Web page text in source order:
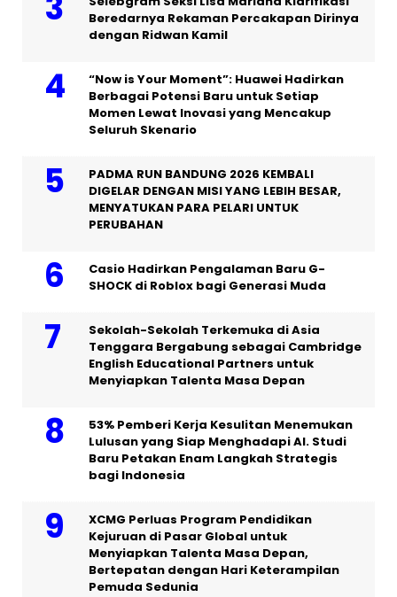
Beredarnya Rekaman Percakapan Dirinya
dengan Ridwan Kamil
“Now is Your Moment”: Huawei Hadirkan
Berbagai Potensi Baru untuk Setiap
Momen Lewat Inovasi yang Mencakup
Seluruh Skenario
PADMA RUN BANDUNG 2026 KEMBALI
DIGELAR DENGAN MISI YANG LEBIH BESAR,
MENYATUKAN PARA PELARI UNTUK
PERUBAHAN
Casio Hadirkan Pengalaman Baru G-
SHOCK di Roblox bagi Generasi Muda
Sekolah-Sekolah Terkemuka di Asia
Tenggara Bergabung sebagai Cambridge
English Educational Partners untuk
Menyiapkan Talenta Masa Depan
53% Pemberi Kerja Kesulitan Menemukan
Lulusan yang Siap Menghadapi AI. Studi
Baru Petakan Enam Langkah Strategis
bagi Indonesia
XCMG Perluas Program Pendidikan
Kejuruan di Pasar Global untuk
Menyiapkan Talenta Masa Depan,
Bertepatan dengan Hari Keterampilan
Pemuda Sedunia